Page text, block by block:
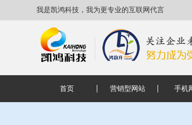
我是凯鸿科技，我为更专业的互联网代言
首页 营销型网站 手机